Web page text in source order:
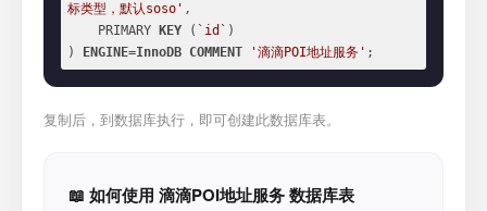
标类型，默认soso' ,
    PRIMARY
KEY ( `id` )
)
ENGINE=InnoDB COMMENT '滴滴POI地址服务' ;
复制后，到数据库执行，即可创建此数据库表。
📖 如何使用 滴滴POI地址服务 数据库表